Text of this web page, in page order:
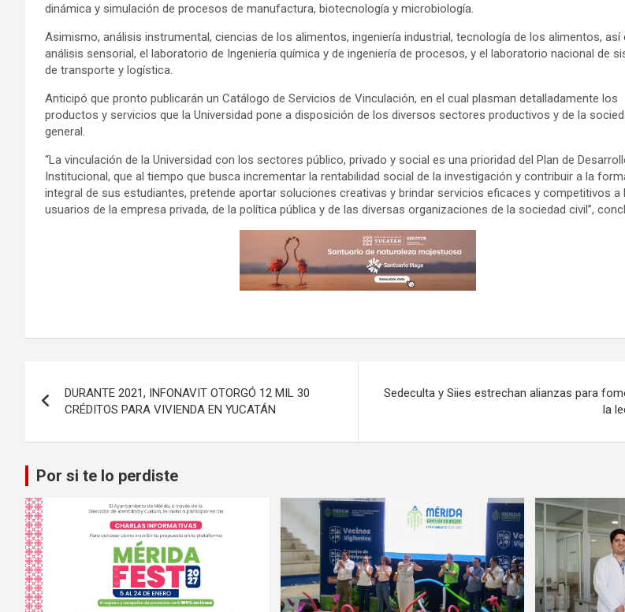
dinámica y simulación de procesos de manufactura, biotecnología y microbiología.
Asimismo, análisis instrumental, ciencias de los alimentos, ingeniería industrial, tecnología de los alimentos, así
análisis sensorial, el laboratorio de Ingeniería química y de ingeniería de procesos, y el laboratorio nacional de
de transporte y logística.
Anticipó que pronto publicarán un Catálogo de Servicios de Vinculación, en el cual plasman detalladamente los
productos y servicios que la Universidad pone a disposición de los diversos sectores productivos y de la
general.
“La vinculación de la Universidad con los sectores público, privado y social es una prioridad del Plan de
Institucional, que al tiempo que busca incrementar la rentabilidad social de la investigación y contribuir a la
integral de sus estudiantes, pretende aportar soluciones creativas y brindar servicios eficaces y competitivos a
usuarios de la empresa privada, de la política pública y de las diversas organizaciones de la sociedad civil”,
de
entradas
DURANTE 2021, INFONAVIT OTORGÓ 12 MIL 30
CRÉDITOS PARA VIVIENDA EN YUCATÁN
Sedeculta y Siies estrechan alianzas para
la
Por si te lo perdiste